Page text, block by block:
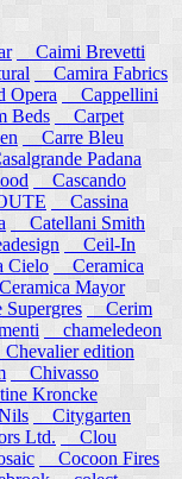
Caimi Brevetti
Camira Fabrics
Opera
Cappellini
Beds
Carpet
Carre Bleu
Padana
Cascando
Cassina
Catellani Smith
Ceil-In
Cielo
Ceramica
Mayor
Cerim
chameledeon
edition
Chivasso
Kroncke
Citygarten
Ltd.
Clou
Cocoon Fires